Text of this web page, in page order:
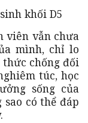
viên vẫn chưa
mình, chỉ lo
chống đối
túc, học
sống của
có thể đáp